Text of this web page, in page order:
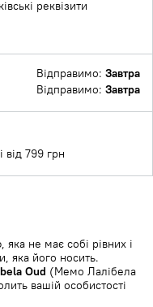
реквізити
Відправимо: Завтра
Відправимо: Завтра
від 799 грн
не має собі рівних і
яка його носить.
Oud (Мемо Лалібела
вашій особистості